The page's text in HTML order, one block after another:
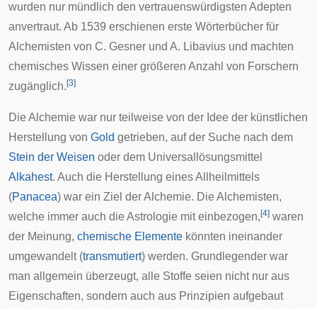
wurden nur mündlich den vertrauenswürdigsten Adepten
anvertraut. Ab 1539 erschienen erste Wörterbücher für
Alchemisten von C. Gesner und A. Libavius und machten
chemisches Wissen einer größeren Anzahl von Forschern
zugänglich. [3]
Die Alchemie war nur teilweise von der Idee der künstlichen
Herstellung von Gold getrieben, auf der Suche nach dem
Stein der Weisen oder dem Universallösungsmittel
Alkahest. Auch die Herstellung eines Allheilmittels
(Panacea) war ein Ziel der Alchemie. Die Alchemisten,
welche immer auch die Astrologie mit einbezogen, [4] waren
der Meinung, chemische Elemente könnten ineinander
umgewandelt (transmutiert) werden. Grundlegender war
man allgemein überzeugt, alle Stoffe seien nicht nur aus
Eigenschaften, sondern auch aus Prinzipien aufgebaut